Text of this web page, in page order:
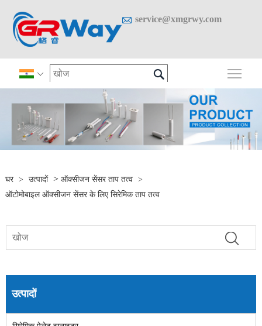
 service@xmgrwy.com
  मुख्य
घर > उत्पादों > ऑक्सीजन सेंसर ताप तत्व
>
ऑटोमोबाइल ऑक्सीजन सेंसर के लिए सिरेमिक ताप तत्व
उत्पादों